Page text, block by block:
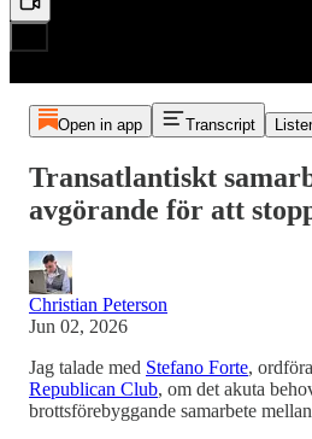
Open in app Transcript
Transatlantiskt
avgörande för att
Christian Peterson
Jun 02, 2026
Jag talade med Stefano Forte,
Republican Club, om det akuta
brottsförebyggande samarbete